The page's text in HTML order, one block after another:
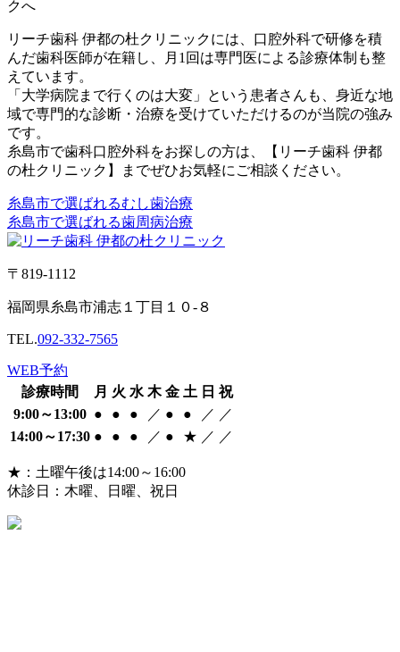
リーチ歯科 伊都の杜クリニックには、口腔外科で研修を積
んだ歯科医師が在籍し、月1回は専門医による診療体制も整
えています。
「大学病院まで行くのは大変」という患者さんも、身近な地
域で専門的な診断・治療を受けていただけるのが当院の強み
です。
糸島市で歯科口腔外科をお探しの方は、【リーチ歯科 伊都
の杜クリニック】までぜひお気軽にご相談ください。
糸島市で選ばれるむし歯治療
糸島市で選ばれる歯周病治療
〒819-1112
福岡県糸島市浦志１丁目１０-８
TEL.092-332-7565
WEB予約
診療時間
月 火 水 木 金 土 日 祝
9:00～13:00 ● ● ● ／ ● ● ／ ／
14:00～17:30 ● ● ● ／ ● ★ ／ ／
★：土曜午後は14:00～16:00
休診日：木曜、日曜、祝日